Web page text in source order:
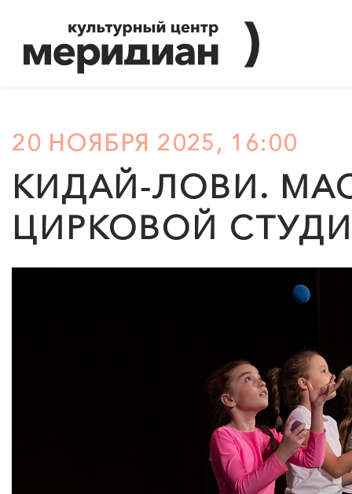
20 НОЯБРЯ 2025, 16:00
КИДАЙ-ЛОВИ.
ЦИРКОВОЙ